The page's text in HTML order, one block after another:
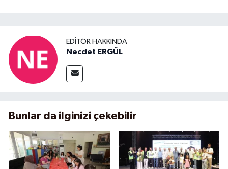
EDITÖR HAKKINDA
Necdet ERGÜL
Bunlar da ilginizi çekebilir